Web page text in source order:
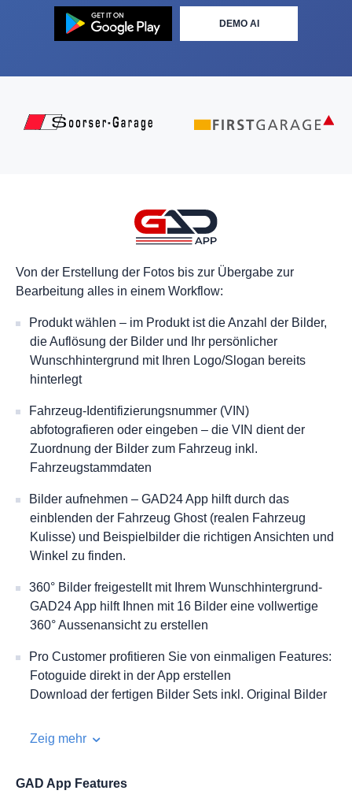
DEMO AI
Von der Erstellung der Fotos bis zur Übergabe zur
Bearbeitung alles in einem Workflow:
Produkt wählen – im Produkt ist die Anzahl der Bilder,
die Auflösung der Bilder und Ihr persönlicher
Wunschhintergrund mit Ihren Logo/Slogan bereits
hinterlegt
Fahrzeug-Identifizierungsnummer (VIN)
abfotografieren oder eingeben – die VIN dient der
Zuordnung der Bilder zum Fahrzeug inkl.
Fahrzeugstammdaten
Bilder aufnehmen – GAD24 App hilft durch das
einblenden der Fahrzeug Ghost (realen Fahrzeug
Kulisse) und Beispielbilder die richtigen Ansichten und
Winkel zu finden.
360° Bilder freigestellt mit Ihrem Wunschhintergrund-
GAD24 App hilft Ihnen mit 16 Bilder eine vollwertige
360° Aussenansicht zu erstellen
Pro Customer profitieren Sie von einmaligen Features:
Fotoguide direkt in der App erstellen
Download der fertigen Bilder Sets inkl. Original Bilder
Zeig mehr
GAD App Features